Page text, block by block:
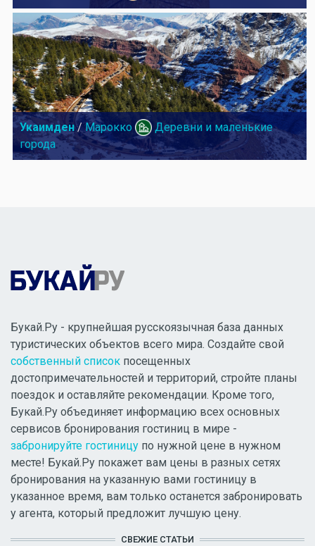
Укаимден/ Марокко
Деревни и маленькие
города
Букай.Ру - крупнейшая русскоязычная база данных
туристических объектов всего мира. Создайте свой
собственный список посещенных
достопримечательностей и территорий, стройте планы
поездок и оставляйте рекомендации. Кроме того,
Букай.Ру объединяет информацию всех основных
сервисов бронирования гостиниц в мире -
забронируйте гостиницу по нужной цене в нужном
месте! Букай.Ру покажет вам цены в разных сетях
бронирования на указанную вами гостиницу в
указанное время, вам только останется забронировать
у агента, который предложит лучшую цену.
СВЕЖИЕ СТАТЬИ